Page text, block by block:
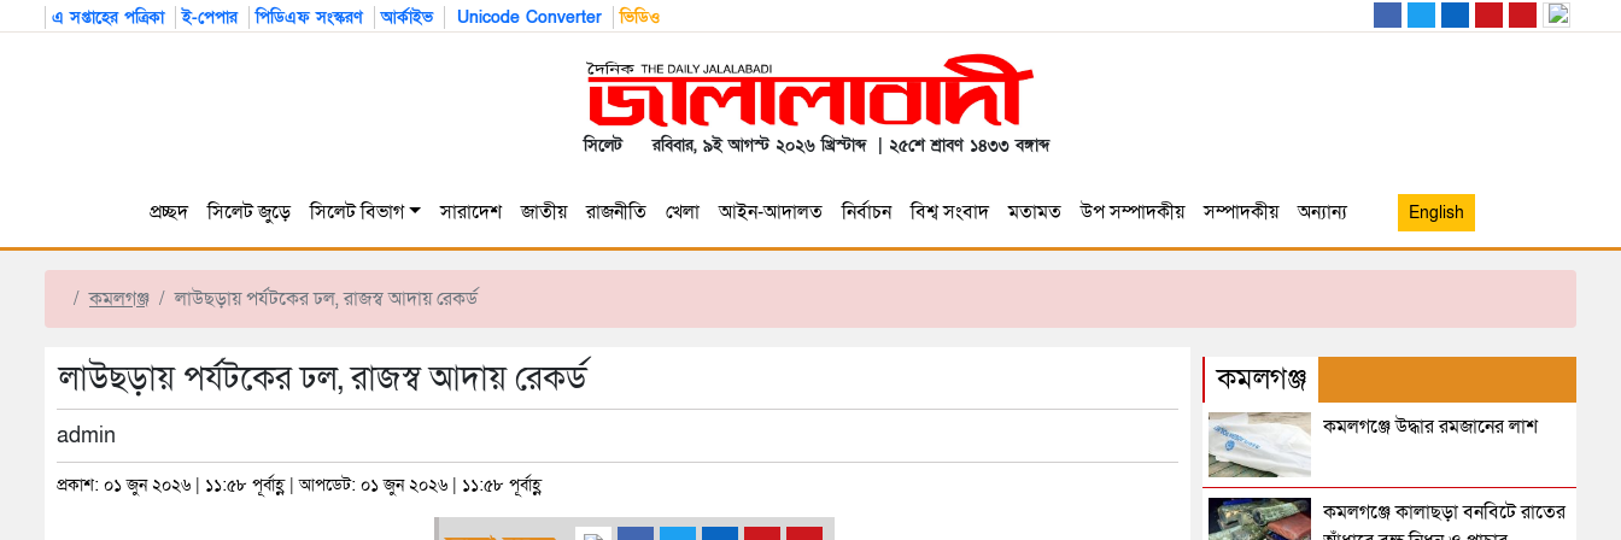
এ সপ্তাহের পত্রিকা ই-পেপার পিডিএফ সংস্করণ আর্কাইভ Unicode Converter ভিডিও
সিলেট রবিবার, ৯ই আগস্ট ২০২৬ খ্রিস্টাব্দ | ২৫শে শ্রাবণ ১৪৩৩ বঙ্গাব্দ
প্রচ্ছদ সিলেট জুড়ে সিলেট বিভাগ সারাদেশ জাতীয় রাজনীতি খেলা আইন-আদালত নির্বাচন বিশ্ব সংবাদ মতামত উপ সম্পাদকীয় সম্পাদকীয় অন্যান্য English
কমলগঞ্জ লাউছড়ায় পর্যটকের ঢল, রাজস্ব আদায় রেকর্ড
লাউছড়ায় পর্যটকের ঢল, রাজস্ব আদায় রেকর্ড
admin
প্রকাশ: ০১ জুন ২০২৬ | ১১:৫৮ পূর্বাহ্ণ | আপডেট: ০১ জুন ২০২৬ | ১১:৫৮ পূর্বাহ্ণ
কমলগঞ্জ
কমলগঞ্জে উদ্ধার রমজানের লাশ
কমলগঞ্জে কালাছড়া বনবিটে রাতের